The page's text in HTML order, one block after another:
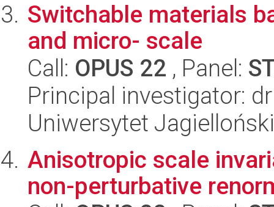
Switchable materials
and micro- scale
Call: OPUS 22 , Panel:
Principal investigator:
Uniwersytet
Anisotropic scale
non-perturbative